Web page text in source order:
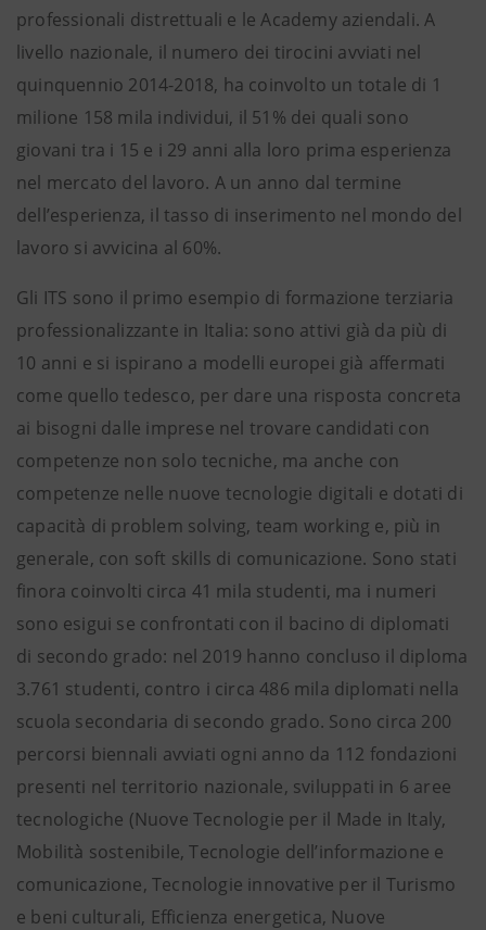
professionali distrettuali e le Academy aziendali. A
livello nazionale, il numero dei tirocini avviati nel
quinquennio 2014-2018, ha coinvolto un totale di 1
milione 158 mila individui, il 51% dei quali sono
giovani tra i 15 e i 29 anni alla loro prima esperienza
nel mercato del lavoro. A un anno dal termine
dell’esperienza, il tasso di inserimento nel mondo del
lavoro si avvicina al 60%.
Gli ITS sono il primo esempio di formazione terziaria
professionalizzante in Italia: sono attivi già da più di
10 anni e si ispirano a modelli europei già affermati
come quello tedesco, per dare una risposta concreta
ai bisogni dalle imprese nel trovare candidati con
competenze non solo tecniche, ma anche con
competenze nelle nuove tecnologie digitali e dotati di
capacità di problem solving, team working e, più in
generale, con soft skills di comunicazione. Sono stati
finora coinvolti circa 41 mila studenti, ma i numeri
sono esigui se confrontati con il bacino di diplomati
di secondo grado: nel 2019 hanno concluso il diploma
3.761 studenti, contro i circa 486 mila diplomati nella
scuola secondaria di secondo grado. Sono circa 200
percorsi biennali avviati ogni anno da 112 fondazioni
presenti nel territorio nazionale, sviluppati in 6 aree
tecnologiche (Nuove Tecnologie per il Made in Italy,
Mobilità sostenibile, Tecnologie dell’informazione e
comunicazione, Tecnologie innovative per il Turismo
e beni culturali, Efficienza energetica, Nuove